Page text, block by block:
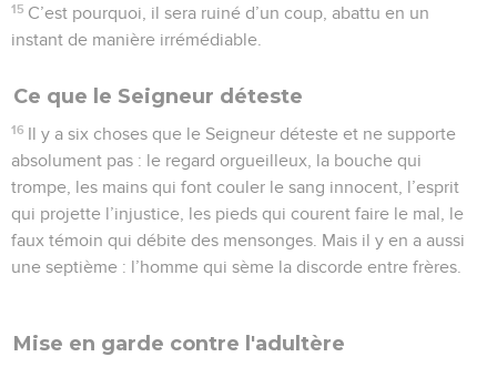
15 C’est pourquoi, il sera ruiné d’un coup, abattu en un
instant de manière irrémédiable.
Ce que le Seigneur déteste
16 Il y a six choses que le Seigneur déteste et ne supporte
absolument pas : le regard orgueilleux, la bouche qui
trompe, les mains qui font couler le sang innocent, l’esprit
qui projette l’injustice, les pieds qui courent faire le mal, le
faux témoin qui débite des mensonges. Mais il y en a aussi
une septième : l’homme qui sème la discorde entre frères.
Mise en garde contre l'adultère